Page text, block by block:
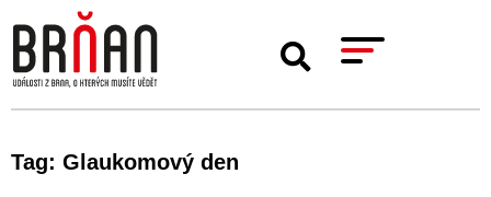
Tag: Glaukomový den